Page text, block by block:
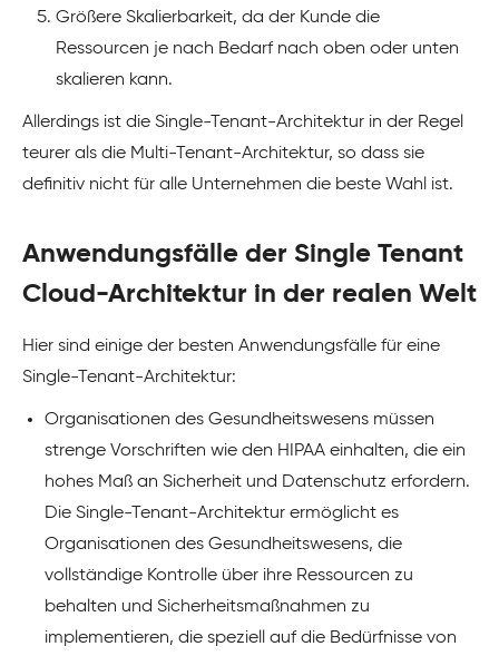
Größere Skalierbarkeit, da der Kunde die
Ressourcen je nach Bedarf nach oben oder unten
skalieren kann.
Allerdings ist die Single-Tenant-Architektur in der Regel
teurer als die Multi-Tenant-Architektur, so dass sie
definitiv nicht für alle Unternehmen die beste Wahl ist.
Anwendungsfälle der Single Tenant
Cloud-Architektur in der realen Welt
Hier sind einige der besten Anwendungsfälle für eine
Single-Tenant-Architektur:
Organisationen des Gesundheitswesens müssen
strenge Vorschriften wie den HIPAA einhalten, die ein
hohes Maß an Sicherheit und Datenschutz erfordern.
Die Single-Tenant-Architektur ermöglicht es
Organisationen des Gesundheitswesens, die
vollständige Kontrolle über ihre Ressourcen zu
behalten und Sicherheitsmaßnahmen zu
implementieren, die speziell auf die Bedürfnisse von